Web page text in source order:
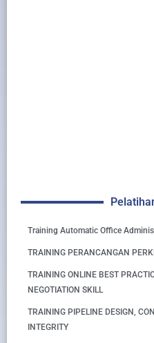
Training Automatic Office
TRAINING PERANCANGAN
TRAINING ONLINE BEST
NEGOTIATION SKILL
TRAINING PIPELINE DESIGN,
INTEGRITY